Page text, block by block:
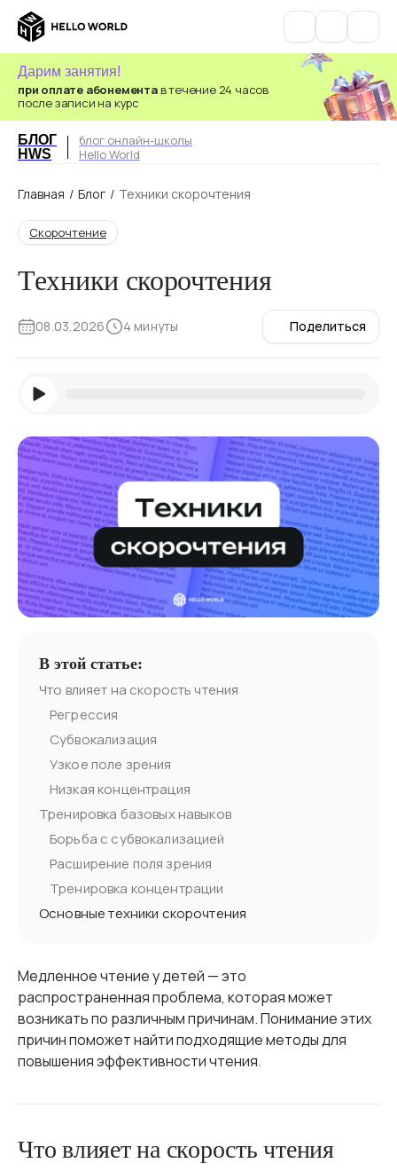
при оплате абонементав течение 24 часов
после записи на курс
Дарим занятия!
БЛОГ
HWS
блог онлайн-школы
Hello World
Главная / Блог / Техники скорочтения
Скорочтение
Техники скорочтения
08.03.2026 4 минуты Поделиться
В этой статье:
Что влияет на скорость чтения
Регрессия
Субвокализация
Узкое поле зрения
Низкая концентрация
Тренировка базовых навыков
Борьба с субвокализацией
Расширение поля зрения
Тренировка концентрации
Основные техники скорочтения
Медленное чтение у детей — это
распространенная проблема, которая может
возникать по различным причинам. Понимание этих
причин поможет найти подходящие методы для
повышения эффективности чтения.
Что влияет на скорость чтения